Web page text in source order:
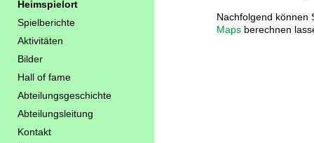
Heimspielort
Spielberichte
Aktivitäten
Bilder
Hall of fame
Abteilungsgeschichte
Abteilungsleitung
Kontakt
Nachfolgend können
Maps berechnen